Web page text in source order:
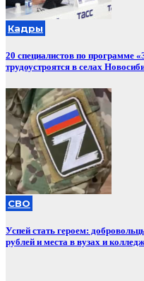
Кадры
20 специалистов по программе
трудоустроятся в селах
СВО
Успей стать героем:
рублей и места в вузах и